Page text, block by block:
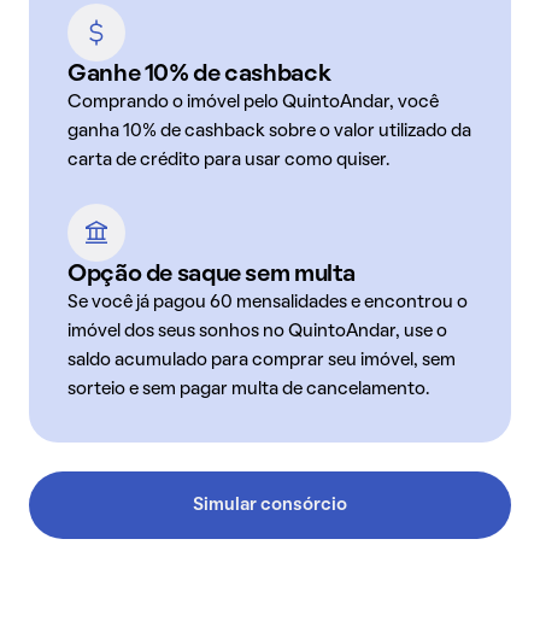
Ganhe 10% de cashback
Comprando o imóvel pelo QuintoAndar, você
ganha 10% de cashback sobre o valor utilizado da
carta de crédito para usar como quiser.
Opção de saque sem multa
Se você já pagou 60 mensalidades e encontrou o
imóvel dos seus sonhos no QuintoAndar, use o
saldo acumulado para comprar seu imóvel, sem
sorteio e sem pagar multa de cancelamento.
Simular consórcio